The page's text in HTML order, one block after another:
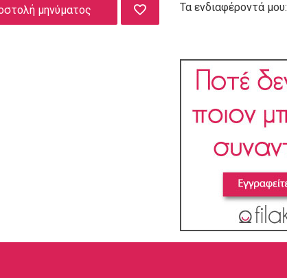
μηνύματος Τα ενδιαφέροντά μου: